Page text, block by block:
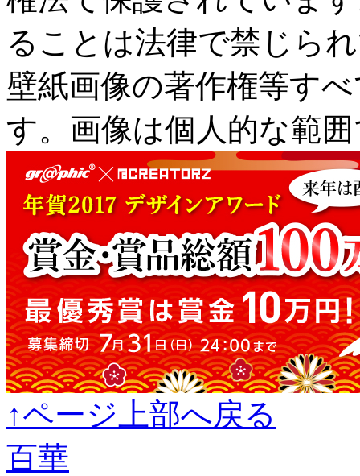
ることは法律で禁じら
壁紙画像の著作権等す
す。画像は個人的な範
↑ページ上部へ戻る
百華